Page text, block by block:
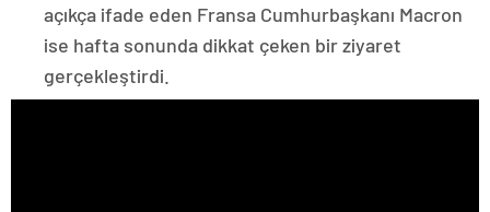
açıkça ifade eden Fransa Cumhurbaşkanı Macron
ise hafta sonunda dikkat çeken bir ziyaret
gerçekleştirdi.